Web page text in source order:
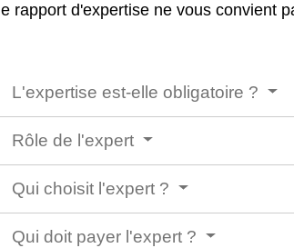
le rapport d'expertise ne vous convient
L'expertise est-elle obligatoire ?
Rôle de l'expert
Qui choisit l'expert ?
Qui doit payer l'expert ?